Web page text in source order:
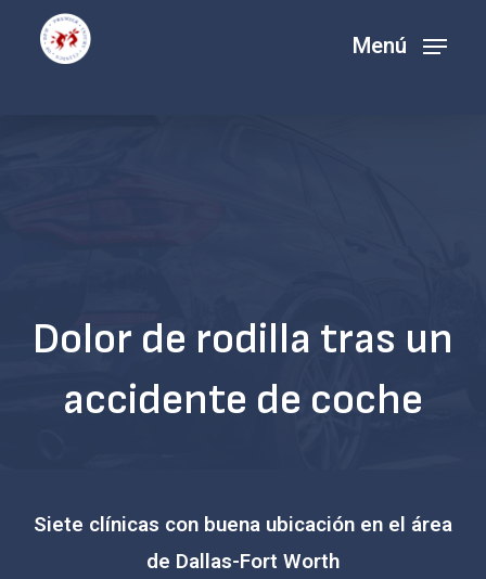
Menú
Dolor de rodilla tras un
accidente de coche
Siete clínicas con buena ubicación en el área
de Dallas-Fort Worth